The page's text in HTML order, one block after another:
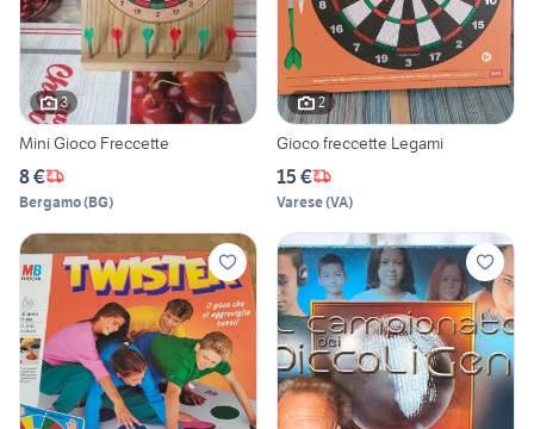
3
Mini Gioco Freccette
8 €
Bergamo(BG)
2
Gioco freccette Legami
15 €
Varese(VA)